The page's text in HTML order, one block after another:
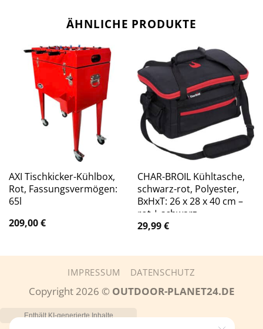
ÄHNLICHE PRODUKTE
AXI Tischkicker-Kühlbox,
Rot, Fassungsvermögen:
65l
209,00€
CHAR-BROIL Kühltasche,
schwarz-rot, Polyester,
BxHxT: 26 x 28 x 40 cm –
rot | schwarz
29,99€
IMPRESSUM DATENSCHUTZ
Copyright 2026 © OUTDOOR-PLANET24.DE